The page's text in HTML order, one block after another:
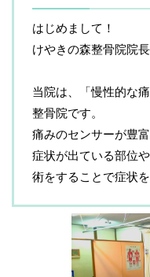
はじめまして！
けやきの森整骨院院
当院は、「慢性的な
整骨院です。
痛みのセンサーが豊
症状が出ている部位
術をすることで症状